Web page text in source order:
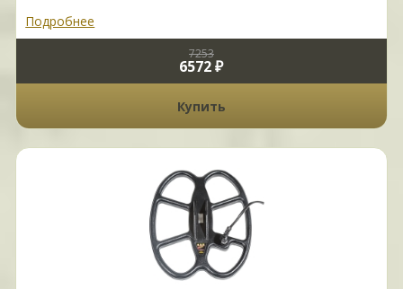
Подробнее
7253
6572 ₽
Купить